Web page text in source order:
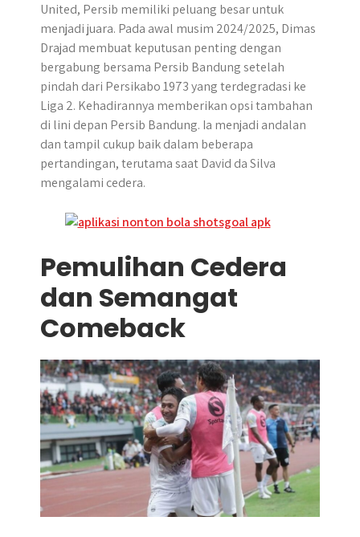
United, Persib memiliki peluang besar untuk
menjadi juara. Pada awal musim 2024/2025, Dimas
Drajad membuat keputusan penting dengan
bergabung bersama Persib Bandung setelah
pindah dari Persikabo 1973 yang terdegradasi ke
Liga 2. Kehadirannya memberikan opsi tambahan
di lini depan Persib Bandung. Ia menjadi andalan
dan tampil cukup baik dalam beberapa
pertandingan, terutama saat David da Silva
mengalami cedera.
Pemulihan Cedera
dan Semangat
Comeback